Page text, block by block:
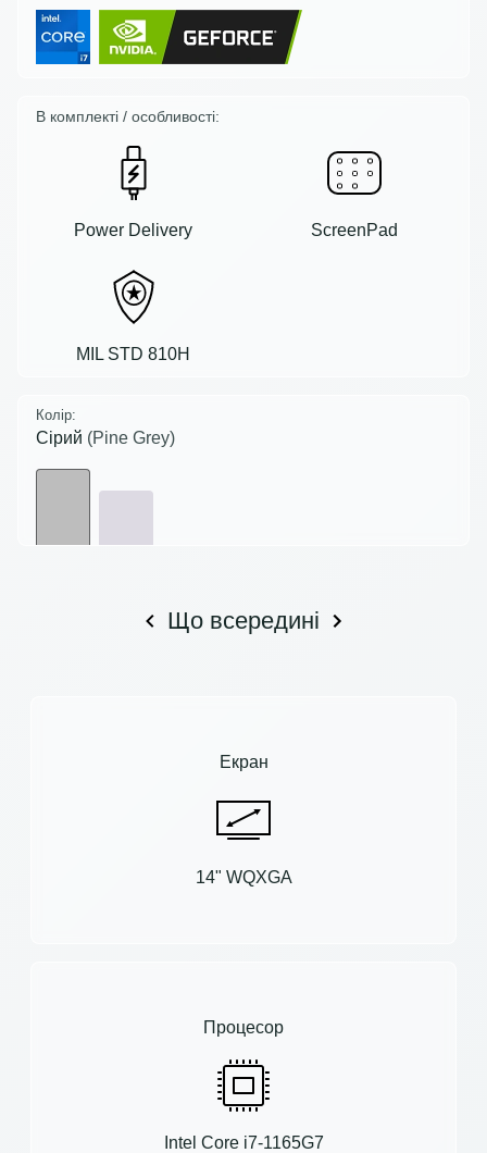
В комплекті / особливості:
Power Delivery ScreenPad
MIL STD 810H
Колір:
Сірий (Pine Grey)
Що всередині
Екран
14" WQXGA
Процесор
Intel Core i7-1165G7